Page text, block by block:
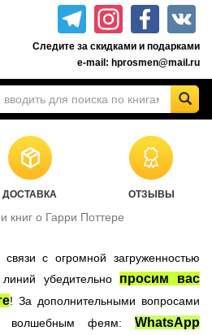
Следите за скидками и подарками
e-mail: hprosmen@mail.ru
Поттере
7 книг Росмэн
ДОСТАВКА ОТЗЫВЫ
книг о Гарри Поттере
с огромной загруженностью
убедительно просим вас
! За дополнительными вопросами
волшебным феям:
WhatsApp